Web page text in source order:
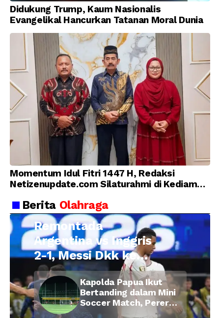
Didukung Trump, Kaum Nasionalis
Evangelikal Hancurkan Tatanan Moral Dunia
Momentum Idul Fitri 1447 H, Redaksi
Netizenupdate.com Silaturahmi di Kediaman
Berita Olahraga
Remontada
Argentina vs Inggris
2-1, Messi Dkk ke
Final Piala Dunia
2026
Kapolda Papua Ikut
Bertanding dalam Mini
Soccer Match, Pererat
Kebersamaan Personel